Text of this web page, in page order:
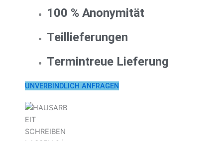
100 % Anonymität
Teillieferungen
Termintreue Lieferung
UNVERBINDLICH ANFRAGEN